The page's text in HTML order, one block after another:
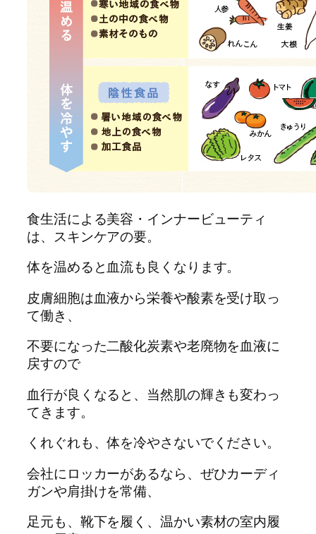
食生活による美容・インナービューティ
は、スキンケアの要。
体を温めると血流も良くなります。
皮膚細胞は血液から栄養や酸素を受け取っ
て働き、
不要になった二酸化炭素や老廃物を血液に
戻すので
血行が良くなると、当然肌の輝きも変わっ
てきます。
くれぐれも、体を冷やさないでください。
会社にロッカーがあるなら、ぜひカーディ
ガンや肩掛けを常備、
足元も、靴下を履く、温かい素材の室内履